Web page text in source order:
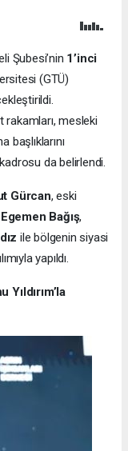
Şubesi’nin 1’inci
(GTÜ)
mesleki
başlıklarını
da belirlendi.
Gürcan, eski
Egemen Bağış,
ile bölgenin siyasi
yapıldı.